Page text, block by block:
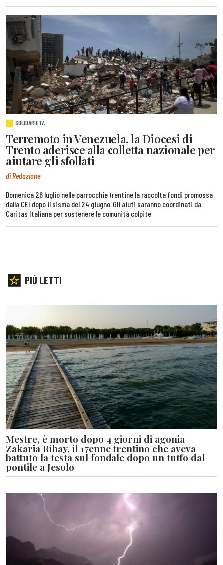
SOLIDARIETÀ
Terremoto in Venezuela, la Diocesi di
Trento aderisce alla colletta nazionale per
aiutare gli sfollati
di Redazione
Domenica 26 luglio nelle parrocchie trentine la raccolta fondi promossa
dalla CEI dopo il sisma del 24 giugno. Gli aiuti saranno coordinati da
Caritas Italiana per sostenere le comunità colpite
PIÙ LETTI
Mestre, è morto dopo 4 giorni di agonia
Zakaria Rihay, il 17enne trentino che aveva
battuto la testa sul fondale dopo un tuffo dal
pontile a Jesolo